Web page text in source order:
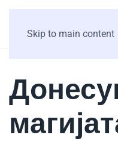
Skip to main content